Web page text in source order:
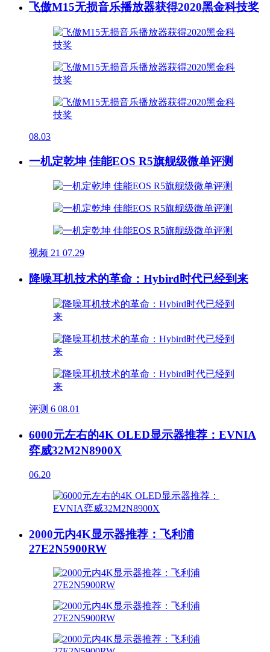
飞傲M15无损音乐播放器获得2020黑金科技奖
08.03
一机定乾坤 佳能EOS R5旗舰级微单评测
视频 21 07.29
降噪耳机技术的革命：Hybird时代已经到来
评测 6 08.01
6000元左右的4K OLED显示器推荐：EVNIA
弈威32M2N8900X
06.20
2000元内4K显示器推荐：飞利浦
27E2N5900RW